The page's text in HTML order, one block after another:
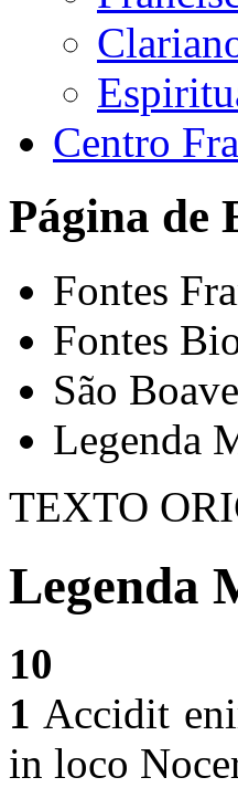
Centro
Página de
Fontes
Fontes
São
Legenda
TEXTO
Legenda
10
1 Accidit
in loco